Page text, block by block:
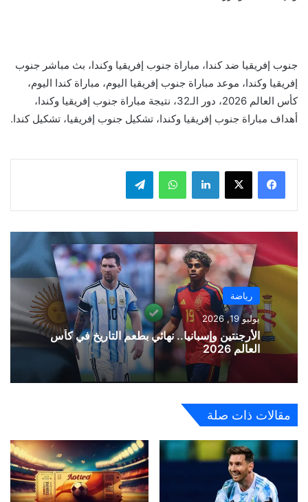
جنوب إفريقيا ضد كندا، مباراة جنوب إفريقيا وكندا، بث مباشر جنوب
إفريقيا وكندا، موعد مباراة جنوب إفريقيا اليوم، مباراة كندا اليوم،
كأس العالم 2026، دور الـ32، نتيجة مباراة جنوب إفريقيا وكندا،
أهداف مباراة جنوب إفريقيا وكندا، تشكيل جنوب إفريقيا، تشكيل كندا.
لينكدإن واتساب
رياضة
يوليو 19, 2026
الأرجنتين وإسبانيا.. نهائي بطعم التاريخ في كأس
العالم 2026
مقالات ذات صلة